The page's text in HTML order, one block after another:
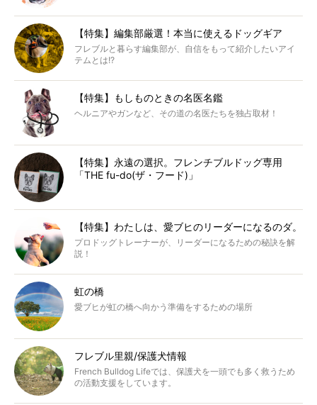
【特集】編集部厳選！本当に使えるドッグギア
フレブルと暮らす編集部が、自信をもって紹介したいアイ
テムとは!?
【特集】もしものときの名医名鑑
ヘルニアやガンなど、その道の名医たちを独占取材！
【特集】永遠の選択。フレンチブルドッグ専用
「THE fu-do(ザ・フード)」
【特集】わたしは、愛ブヒのリーダーになるのダ。
プロドッグトレーナーが、リーダーになるための秘訣を解
説！
虹の橋
愛ブヒが虹の橋へ向かう準備をするための場所
フレブル里親/保護犬情報
French Bulldog Lifeでは、保護犬を一頭でも多く救うため
の活動支援をしています。